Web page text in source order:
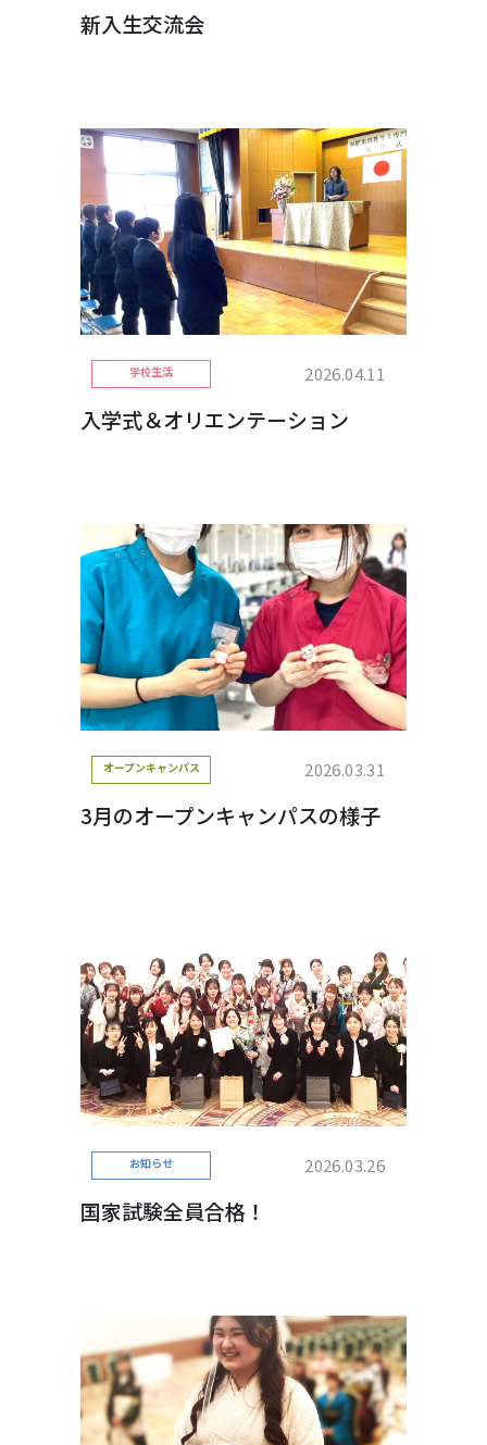
新入生交流会
学校生活 2026.04.11
入学式＆オリエンテーション
オープンキャンパス 2026.03.31
3月のオープンキャンパスの様子
お知らせ 2026.03.26
国家試験全員合格！